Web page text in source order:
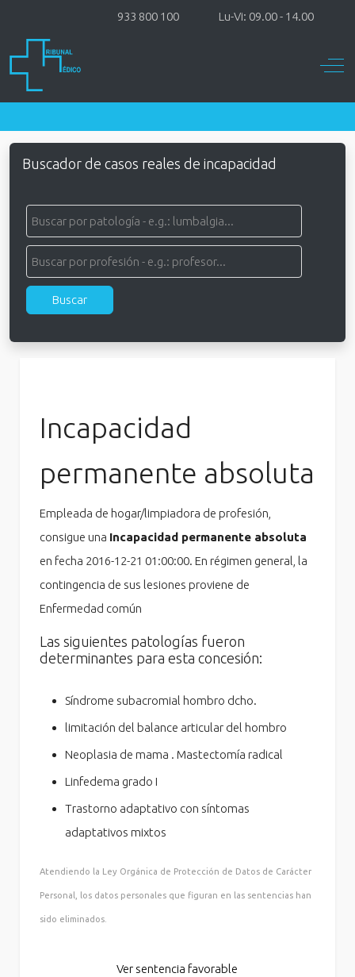
933 800 100 Lu-Vi: 09.00 - 14.00
Off-
Buscador de casos reales de incapacidad
Incapacidad
permanente absoluta
Empleada de hogar/limpiadora de profesión,
consigue una Incapacidad permanente absoluta
en fecha 2016-12-21 01:00:00. En régimen general, la
contingencia de sus lesiones proviene de
Enfermedad común
Las siguientes patologías fueron
determinantes para esta concesión:
Síndrome subacromial hombro dcho.
limitación del balance articular del hombro
Neoplasia de mama . Mastectomía radical
Linfedema grado I
Trastorno adaptativo con síntomas
adaptativos mixtos
Atendiendo la Ley Orgánica de Protección de Datos de Carácter
Personal, los datos personales que figuran en las sentencias han
sido eliminados.
Ver sentencia favorable